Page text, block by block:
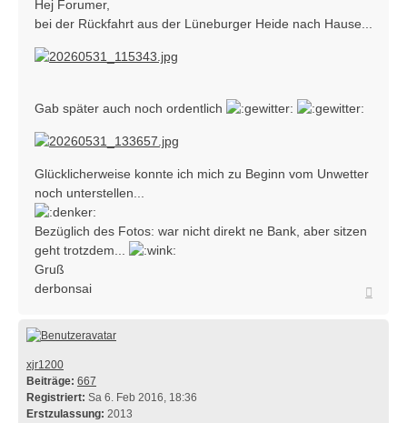
Hej Forumer,
bei der Rückfahrt aus der Lüneburger Heide nach Hause...
Gab später auch noch ordentlich
Glücklicherweise konnte ich mich zu Beginn vom Unwetter
noch unterstellen...
Bezüglich des Fotos: war nicht direkt ne Bank, aber sitzen
geht trotzdem...
Gruß
derbonsai
xjr1200
Beiträge: 667
Registriert: Sa 6. Feb 2016, 18:36
Erstzulassung: 2013